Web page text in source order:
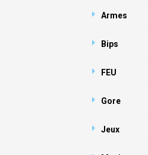
Armes
Bips
FEU
Gore
Jeux